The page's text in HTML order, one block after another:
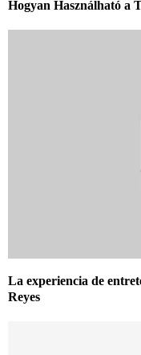
Hogyan Használható a
La experiencia de
Reyes